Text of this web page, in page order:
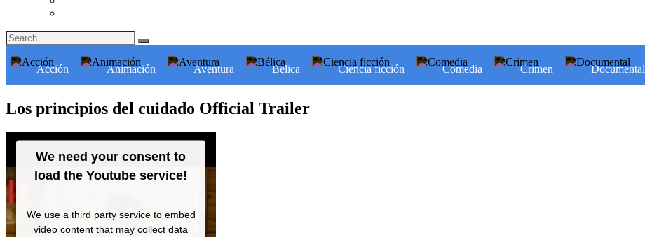
Acción Animación Aventura Bélica Ciencia ficción Comedia Crimen Documental
Los principios del cuidado Official Trailer
We need your consent to
load the Youtube service!
We use a third party service to embed
video content that may collect data